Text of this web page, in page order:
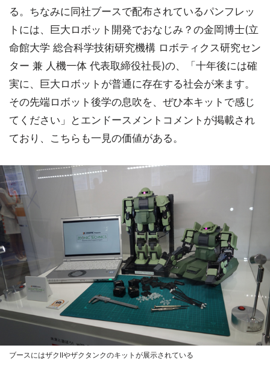
る。ちなみに同社ブースで配布されているパンフレッ
トには、巨大ロボット開発でおなじみ？の金岡博士(立
命館大学 総合科学技術研究機構 ロボティクス研究セン
ター 兼 人機一体 代表取締役社長)の、「十年後には確
実に、巨大ロボットが普通に存在する社会が来ます。
その先端ロボット後学の息吹を、ぜひ本キットで感じ
てください」とエンドースメントコメントが掲載され
ており、こちらも一見の価値がある。
ブースにはザクIIやザクタンクのキットが展示されている